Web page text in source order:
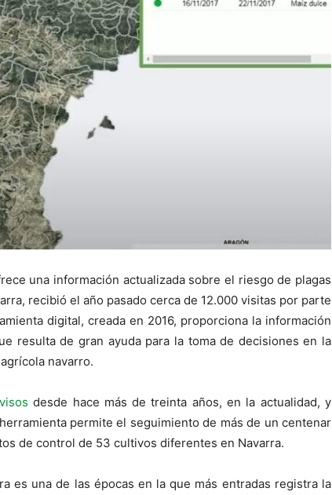
una información actualizada sobre el riesgo de plagas
recibió el año pasado cerca de 12.000 visitas por parte
digital, creada en 2016, proporciona la información
resulta de gran ayuda para la toma de decisiones en la
navarro.
desde hace más de treinta años, en la actualidad, y
permite el seguimiento de más de un centenar
de control de 53 cultivos diferentes en Navarra.
es una de las épocas en la que más entradas registra la